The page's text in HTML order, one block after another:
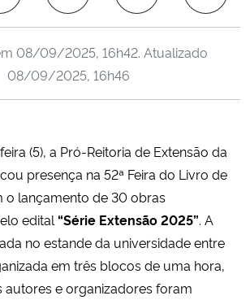
Inovações e Comunicações
Regional
e dos Direitos Humanos
08/09/2025, 16h42. Atualizado
08/09/2025, 16h46
(5), a Pró-Reitoria de Extensão da
presença na 52ª Feira do Livro de
o lançamento de 30 obras
edital “Série Extensão 2025”. A
no estande da universidade entre
em três blocos de uma hora,
autores e organizadores foram